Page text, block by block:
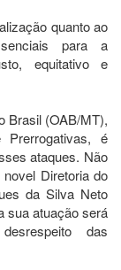
quanto ao
para a
equitativo e
Brasil (OAB/MT),
é
ataques. Não
Diretoria do
da Silva Neto
sua atuação será
das